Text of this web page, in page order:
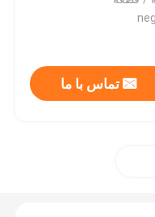
تماس با ما